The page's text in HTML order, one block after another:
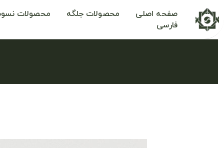
صفحه اصلی محصولات جلگه
محصولات
فارسی